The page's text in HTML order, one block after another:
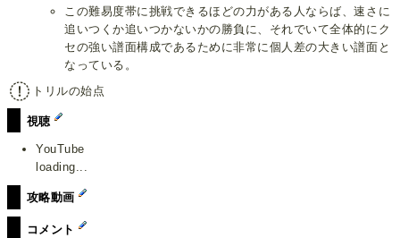
この難易度帯に挑戦できるほどの力がある人ならば、速さに
追いつくか追いつかないかの勝負に、それでいて全体的にク
セの強い譜面構成であるために非常に個人差の大きい譜面と
なっている。
トリルの始点
視聴
YouTube
loading...
攻略動画
コメント